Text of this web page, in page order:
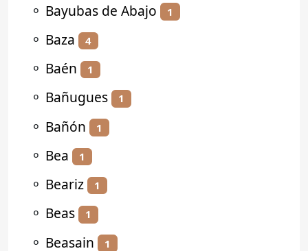
⚬ Bayubas de Abajo 1
⚬ Baza 4
⚬ Baén 1
⚬ Bañugues 1
⚬ Bañón 1
⚬ Bea 1
⚬ Beariz 1
⚬ Beas 1
⚬ Beasain 1